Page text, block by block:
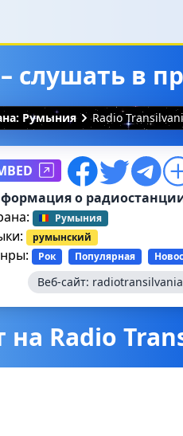
слушать в
Румыния Radio
о
Румыния
румынский
Рок Популярная
Веб-сайт:
на Radio